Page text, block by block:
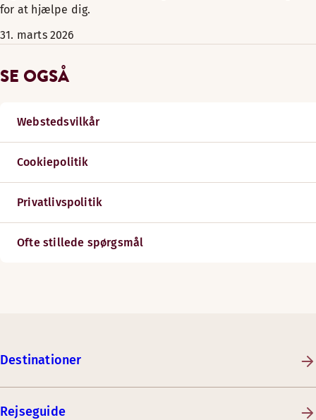
for at hjælpe dig.
31. marts 2026
SE OGSÅ
Webstedsvilkår
Cookiepolitik
Privatlivspolitik
Ofte stillede spørgsmål
Destinationer
Rejseguide